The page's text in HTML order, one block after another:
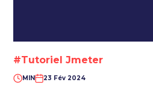
#Tutoriel Jmeter
MIN 23 Fév 2024